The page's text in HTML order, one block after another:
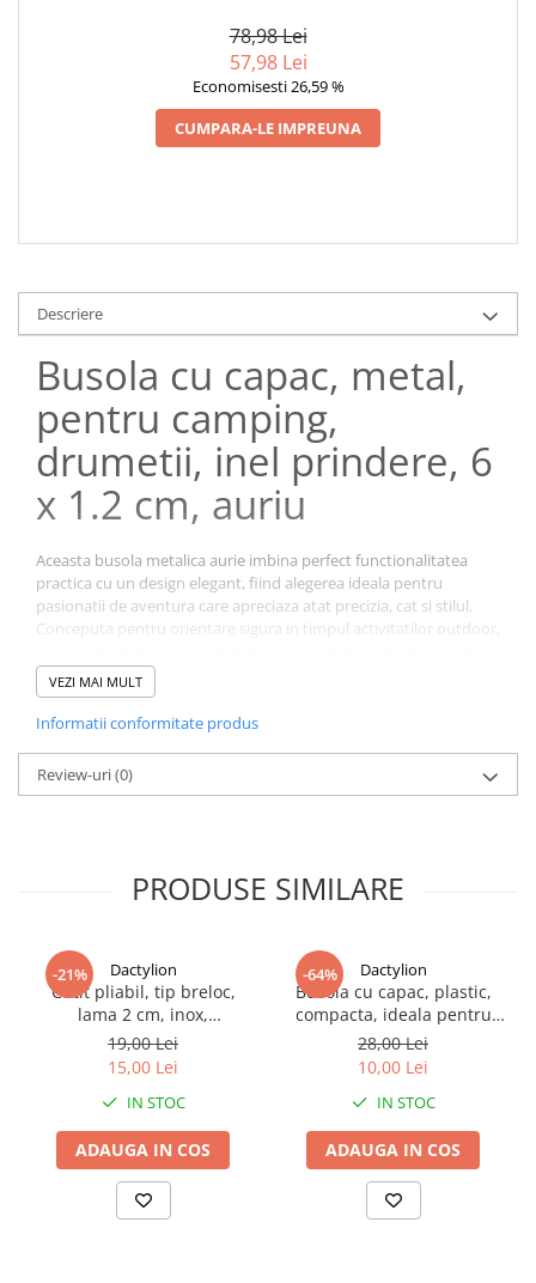
78,98 Lei
57,98 Lei
Economisesti 26,59 %
CUMPARA-LE IMPREUNA
Descriere
Busola cu capac, metal,
pentru camping,
drumetii, inel prindere, 6
x 1.2 cm, auriu
Aceasta busola metalica aurie imbina perfect functionalitatea
practica cu un design elegant, fiind alegerea ideala pentru
pasionatii de aventura care apreciaza atat precizia, cat si stilul.
Conceputa pentru orientare sigura in timpul activitatilor outdoor,
busola ofera o alternativa clasica si fiabila la dispozitivele
moderne dependente de baterie sau semnal.
VEZI MAI MULT
Informatii conformitate produs
Review-uri(0)
PRODUSE SIMILARE
-21% Dactylion
Cutit pliabil, tip breloc,
lama 2 cm, inox,
multifunctional
19,00 Lei
15,00 Lei
IN STOC
ADAUGA IN COS
-64% Dactylion
Busola cu capac, plastic,
compacta, ideala pentru
drumetii, camping,
supravietuire, 6 x 4.8 x 1.5
cm, negru
28,00 Lei
10,00 Lei
IN STOC
ADAUGA IN COS